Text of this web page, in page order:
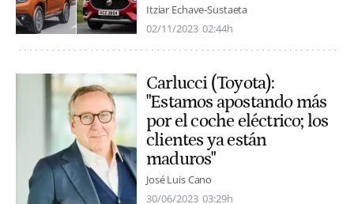
Itziar Echave-Sustaeta
02/11/2023 02:44h
Carlucci (Toyota):
"Estamos apostando más
por el coche eléctrico; los
clientes ya están
maduros"
José Luis Cano
30/06/2023 03:29h